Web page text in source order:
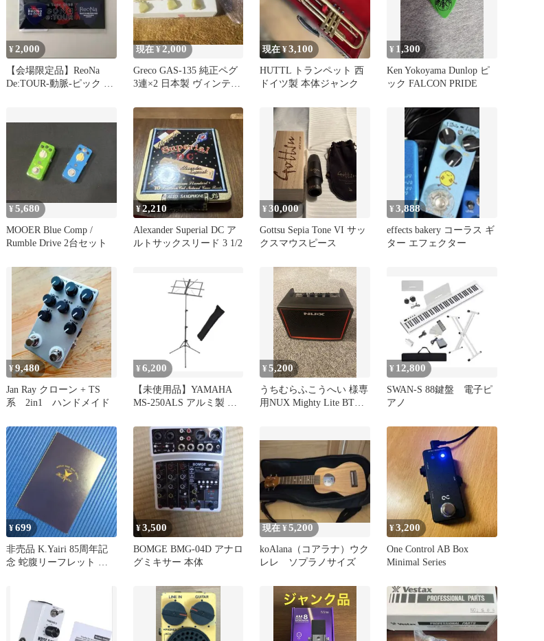
¥2,000
【会場限定品】ReoNa
De:TOUR-動脈-ピック 福
現在 ¥ 2,000
Greco GAS-135 純正ペグ
3連×2 日本製 ヴィンテー
現在 ¥3,100
HUTTL トランペット 西
ドイツ製 本体ジャンク
¥ 1,300
Ken Yokoyama Dunlop ピ
ック FALCON PRIDE
¥5,680
MOOER Blue Comp /
Rumble Drive 2台セット
¥2,210
Alexander Superial DC ア
ルトサックスリード 3 1/2
¥30,000
Gottsu Sepia Tone VI サッ
クスマウスピース
¥3,888
effects bakery コーラス ギ
ター エフェクター
¥9,480
Jan Ray クローン + TS
系 2in1 ハンドメイド
¥ 6,200
【未使用品】YAMAHA
MS-250ALS アルミ製 譜
¥5,200
うちむらふこうへい 様専
用NUX Mighty Lite BT
¥ 12,800
SWAN-S 88鍵盤 電子ピ
アノ
¥699
非売品 K.Yairi 85周年記
念 蛇腹リーフレット 限
¥3,500
BOMGE BMG-04D アナロ
グミキサー 本体
現在 ¥5,200
koAlana（コアラナ）ウク
レレ ソプラノサイズ
¥3,200
One Control AB Box
Minimal Series